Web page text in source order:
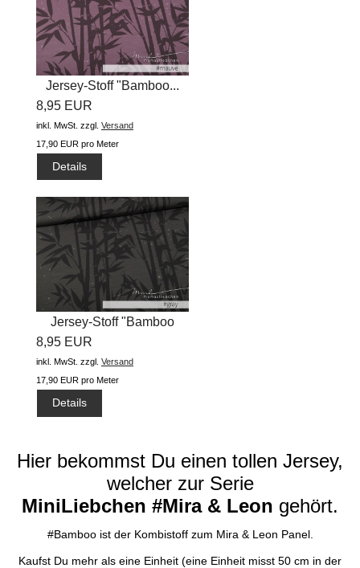
Jersey-Stoff "Bamboo...
8,95 EUR
inkl. MwSt. zzgl. Versand
17,90 EUR pro Meter
Details
Jersey-Stoff "Bamboo
#gray"...
8,95 EUR
inkl. MwSt. zzgl. Versand
17,90 EUR pro Meter
Details
Hier bekommst Du einen tollen Jersey,
welcher zur Serie
MiniLiebchen #Mira & Leon gehört.
#Bamboo ist der Kombistoff zum Mira & Leon Panel.
Kaufst Du mehr als eine Einheit (eine Einheit misst 50 cm in der